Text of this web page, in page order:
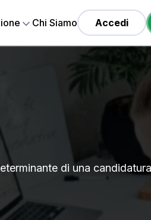
Chi Siamo Accedi
di una